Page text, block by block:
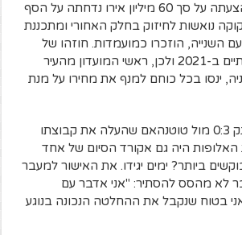
ברצלונה, ארסנל שהצעתה על סך 60 מיליון אירו נדחתה על הסף
נואשות לחיזוק בחלק האחורי ומתכננת
השנייה, הוזכרו כמועמדות. חוזהו של
הבלם בן ה-21, מסתיים ב-2021 ולכן, ראשי המועדון מהעיר
ינסו בכל כוחם למנף את מחירו על מנת
אז האם הניצחון הענק 0:3 מול טוטנהאם שהעלה את קבוצתו
היה גם אקורד הסיום של אחד
ביותר? ימים יגידו. את האישור למעבר
לא מהסס להסתיר: "אני אדבר עם
אני בטוח שנקבל את ההחלטה הנכונה בנוגע